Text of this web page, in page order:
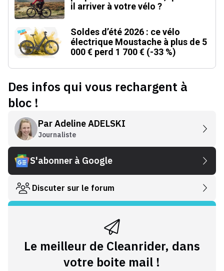
il arriver à votre vélo ?
Soldes d’été 2026 : ce vélo
électrique Moustache à plus de 5
000 € perd 1 700 € (-33 %)
Des infos qui vous rechargent à
bloc !
ParAdeline ADELSKI
Journaliste
S'abonner à Google
Discuter sur le forum
Le meilleur de Cleanrider, dans
votre boite mail !